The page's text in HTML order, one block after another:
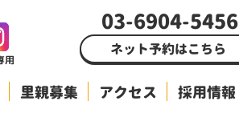
03-6904-5456
ネット予約はこちら
里親募集 アクセス 採用情報